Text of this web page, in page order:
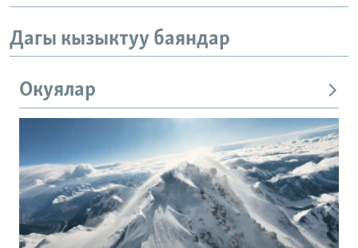
Дагы кызыктуу баяндар
Окуялар